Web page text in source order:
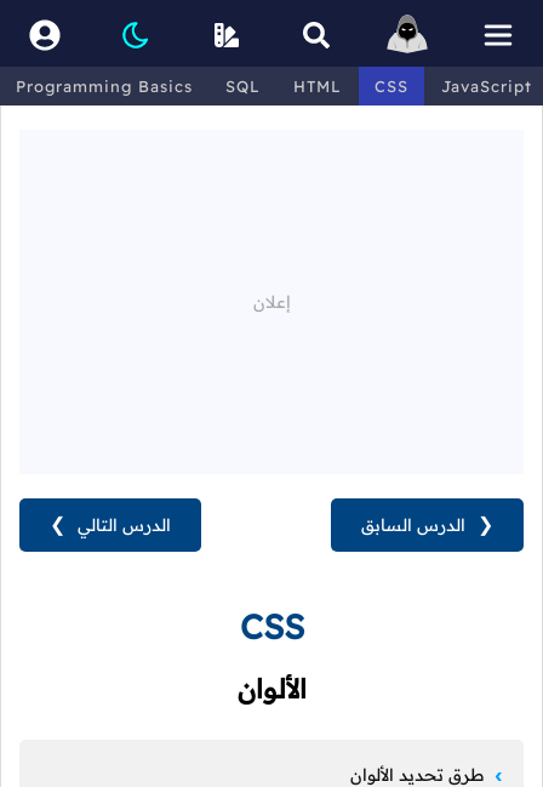
Programming Basics SQL HTML CSS JavaScript
الدرس التالي ❯ ❮ الدرس السابق
CSS
الألوان
طرق تحديد الألوان